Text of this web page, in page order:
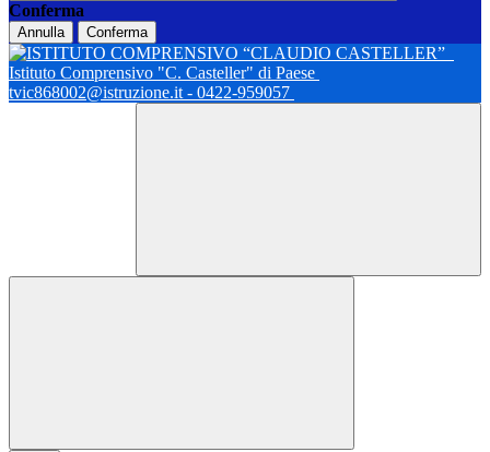
Conferma
Annulla Conferma
Istituto Comprensivo "C. Casteller" di Paese
tvic868002@istruzione.it - 0422-959057